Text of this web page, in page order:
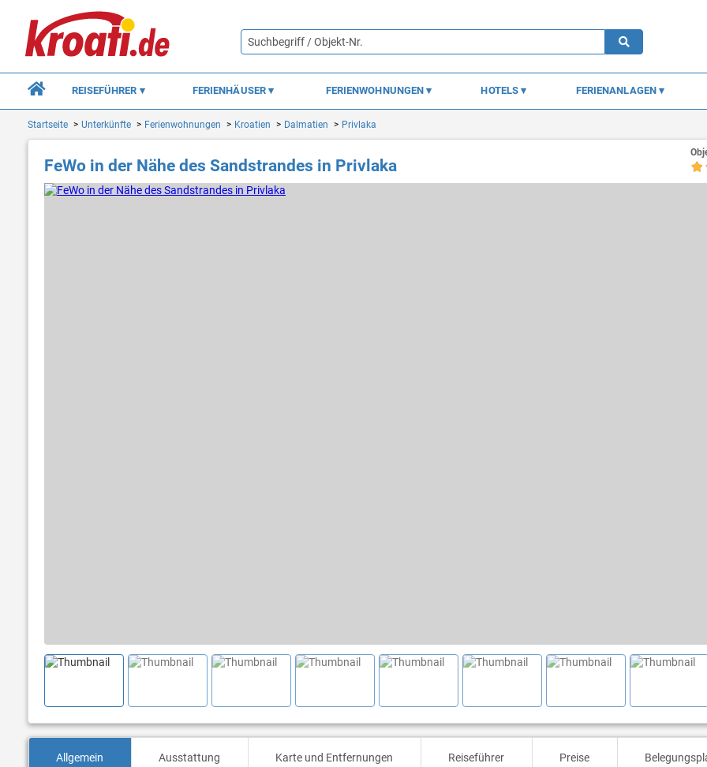
REISEFÜHRER FERIENHÄUSER FERIENWOHNUNGEN HOTELS FERIENANLAGEN
Startseite Unterkünfte Ferienwohnungen Kroatien Dalmatien Privlaka
FeWo in der Nähe des Sandstrandes in Privlaka
Allgemein Ausstattung Karte und Entfernungen Reiseführer Preise